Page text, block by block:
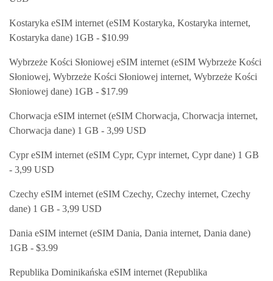
Kostaryka eSIM internet (eSIM Kostaryka, Kostaryka internet,
Kostaryka dane) 1GB - $10.99
Wybrzeże Kości Słoniowej eSIM internet (eSIM Wybrzeże Kości
Słoniowej, Wybrzeże Kości Słoniowej internet, Wybrzeże Kości
Słoniowej dane) 1GB - $17.99
Chorwacja eSIM internet (eSIM Chorwacja, Chorwacja internet,
Chorwacja dane) 1 GB - 3,99 USD
Cypr eSIM internet (eSIM Cypr, Cypr internet, Cypr dane) 1 GB
- 3,99 USD
Czechy eSIM internet (eSIM Czechy, Czechy internet, Czechy
dane) 1 GB - 3,99 USD
Dania eSIM internet (eSIM Dania, Dania internet, Dania dane)
1GB - $3.99
Republika Dominikańska eSIM internet (Republika